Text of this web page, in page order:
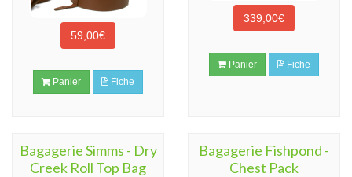
59,00€
Panier Fiche
339,00€
Panier Fiche
Bagagerie Simms - Dry
Creek Roll Top Bag
Bagagerie Fishpond -
Chest Pack